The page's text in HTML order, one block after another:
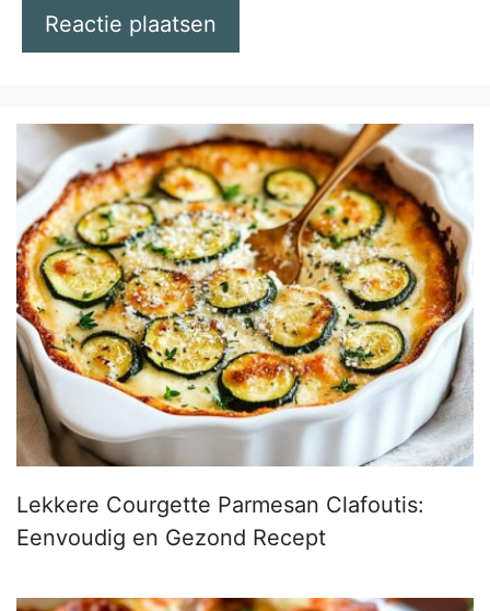
Lekkere Courgette Parmesan Clafoutis:
Eenvoudig en Gezond Recept